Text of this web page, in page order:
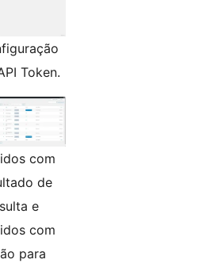
Token.
com
de
e
com
para